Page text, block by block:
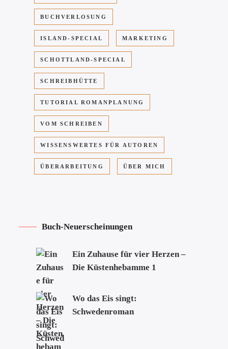
BUCHVERLOSUNG
ISLAND-SPECIAL MARKETING
SCHOTTLAND-SPECIAL
SCHREIBHÜTTE
TUTORIAL ROMANPLANUNG
VOM SCHREIBEN
WISSENSWERTES FÜR AUTOREN
ÜBERARBEITUNG ÜBER MICH
Buch-Neuerscheinungen
Ein Zuhause für vier Herzen –
Die Küstenhebamme 1
Wo das Eis singt:
Schwedenroman